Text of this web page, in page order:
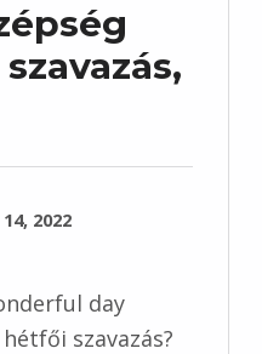
2022
day
szavazás?